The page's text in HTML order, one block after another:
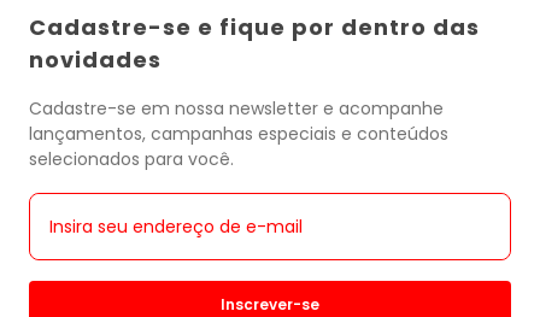
Cadastre-se e fique por dentro das
novidades
Cadastre-se em nossa newsletter e acompanhe
lançamentos, campanhas especiais e conteúdos
selecionados para você.
Inscrever-se